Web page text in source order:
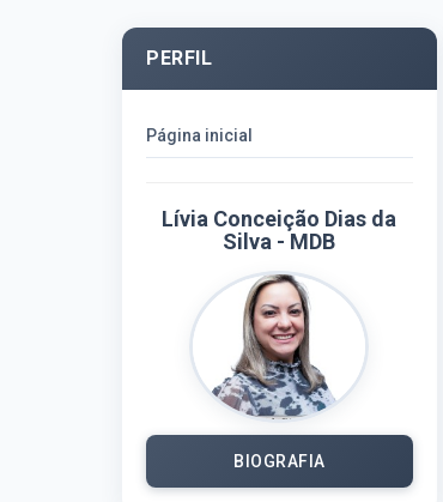
PERFIL
Página inicial
Lívia Conceição Dias da
Silva - MDB
BIOGRAFIA